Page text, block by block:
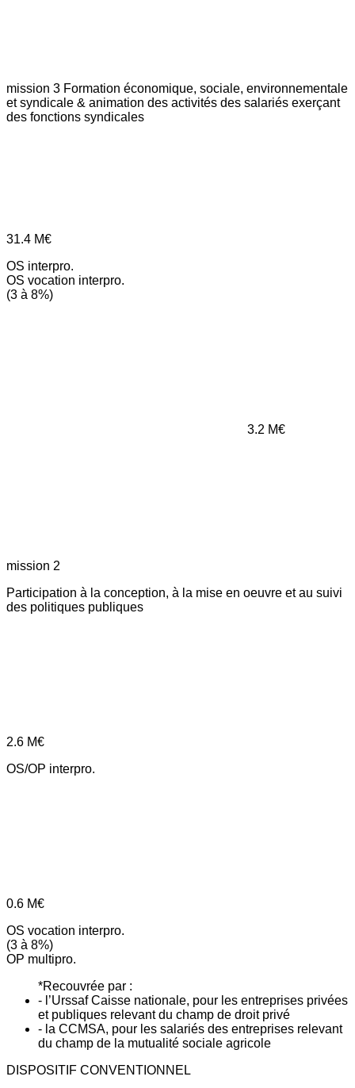
mission 3 Formation économique, sociale, environnementale
et syndicale & animation des activités des salariés exerçant
des fonctions syndicales
31.4 M€
OS interpro.
OS vocation interpro.
(3 à 8%)
3.2 M€
mission 2
Participation à la conception, à la mise en oeuvre et au suivi
des politiques publiques
2.6 M€
OS/OP interpro.
0.6 M€
OS vocation interpro.
(3 à 8%)
OP multipro.
*Recouvrée par :
- l’Urssaf Caisse nationale, pour les entreprises privées
et publiques relevant du champ de droit privé
- la CCMSA, pour les salariés des entreprises relevant
du champ de la mutualité sociale agricole
DISPOSITIF CONVENTIONNEL